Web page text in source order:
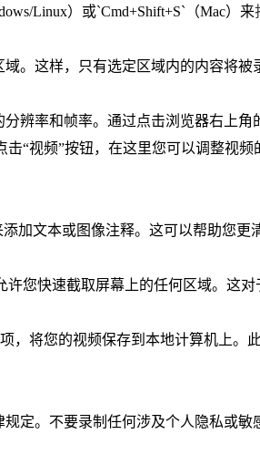
Linux）或`Cmd+Shift+S`（Mac）来
。这样，只有选定区域内的内容将被
辨率和帧率。通过点击浏览器右上角
击“视频”按钮，在这里您可以调整视频
加文本或图像注释。这可以帮助您更
许您快速截取屏幕上的任何区域。这对
，将您的视频保存到本地计算机上。此
定。不要录制任何涉及个人隐私或敏